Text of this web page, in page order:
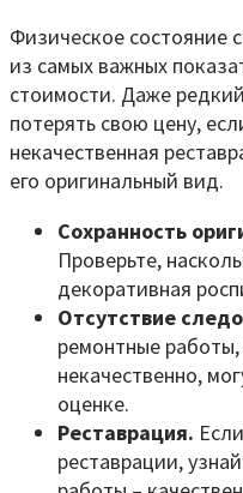
Физическое состояние
из самых важных
стоимости. Даже
потерять свою цену,
некачественная
его оригинальный вид.
Сохранность
Проверьте,
декоративная
Отсутствие
ремонтные
некачественно,
оценке.
Реставрация.
реставрации,